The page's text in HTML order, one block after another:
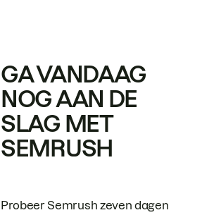
GA VANDAAG
NOG AAN DE
SLAG MET
SEMRUSH
Probeer Semrush zeven dagen